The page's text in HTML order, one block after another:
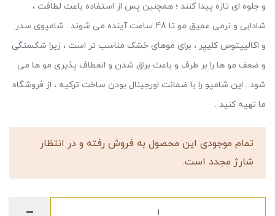
و جلوه ای تازه پیدا کنند ؛ همچنین پس از استفاده باعث لطافت ،
شادابی و نرمی عمیق مو تا 48 ساعت آینده می شوند . شامپوی سدر
و اکالیپتوس کلییِر ، برای موهای خشک مناسب تر است ، زیرا شکستگی
و ضعف مو ها را بر طرف و باعث براق شدن و انعطاف پذیری مو ها می
شود . این شامپو را با ضمانت اورجینال بودن ساخت ترکیه ، از فروشگاه
ما تهیه کنید .
تمام موجودی این محصول به فروش رفته و در انتظار
شارژ مجدد است.